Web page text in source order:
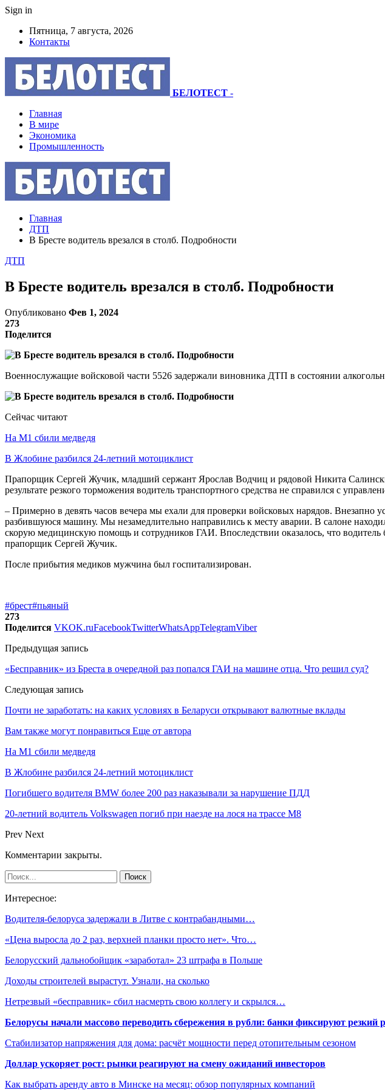
Sign in
Пятница, 7 августа, 2026
Контакты
БЕЛОТЕСТ -
Главная
В мире
Экономика
Промышленность
Главная
ДТП
В Бресте водитель врезался в столб. Подробности
ДТП
В Бресте водитель врезался в столб. Подробности
Опубликовано Фев 1, 2024
273
Поделится
Военнослужащие войсковой части 5526 задержали виновника ДТП в состоянии
Сейчас читают
На М1 сбили медведя
В Жлобине разбился 24-летний мотоциклист
Прапорщик Сергей Жучик, младший сержант Ярослав Водчиц и рядовой Никита
результате резкого торможения водитель транспортного средства не справился с
– Примерно в девять часов вечера мы ехали для проверки войсковых нарядов. Внезапно
разбившуюся машину. Мы незамедлительно направились к месту аварии. В салоне
скорую медицинскую помощь и сотрудников ГАИ. Впоследствии оказалось, что водитель
прапорщик Сергей Жучик.
После прибытия медиков мужчина был госпитализирован.
#брест#пьяный
273
Поделится VKOK.ruFacebookTwitterWhatsAppTelegramViber
Предыдущая запись
«Бесправник» из Бреста в очередной раз попался ГАИ на машине отца. Что решил суд?
Следующая запись
Почти не заработать: на каких условиях в Беларуси открывают валютные вклады
Вам также могут понравиться Еще от автора
На М1 сбили медведя
В Жлобине разбился 24-летний мотоциклист
Погибшего водителя BMW более 200 раз наказывали за нарушение ПДД
20-летний водитель Volkswagen погиб при наезде на лося на трассе М8
Prev Next
Комментарии закрыты.
Интересное:
Водителя-белоруса задержали в Литве с контрабандными…
«Цена выросла до 2 раз, верхней планки просто нет». Что…
Белорусский дальнобойщик «заработал» 23 штрафа в Польше
Доходы строителей вырастут. Узнали, на сколько
Нетрезвый «бесправник» сбил насмерть свою коллегу и скрылся…
Белорусы начали массово переводить сбережения в рубли: банки фиксируют резкий
Стабилизатор напряжения для дома: расчёт мощности перед отопительным сезоном
Доллар ускоряет рост: рынки реагируют на смену ожиданий инвесторов
Как выбрать аренду авто в Минске на месяц: обзор популярных компаний